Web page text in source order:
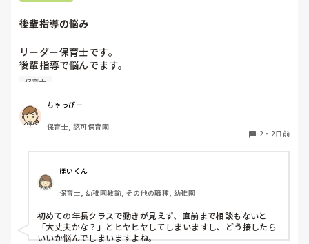
後輩指導の悩み
リーダー保育士です。
後輩指導で悩んでます。
初めて年長を持つ後輩がいますが
いで様子見てると直前になるまで何もアクションがなかった
り
他の職員に聞いてる様子もなくて
よほど自分に聞きづらいのか、聞く必要性さえ感じないの
か、もうよくわからないです。
対応にも悩みます。
保育士
ちゃっぴー
保育士, 認可保育園
2 ・ 2日前
ほいくん
保育士, 幼稚園教諭, その他の職種, 幼稚園
初めての年長クラスで動きが見えず、直前まで相談もないと
「大丈夫かな？」とヒヤヒヤしてしまいますし、どう接したら
いいか悩んでしまいますよね。